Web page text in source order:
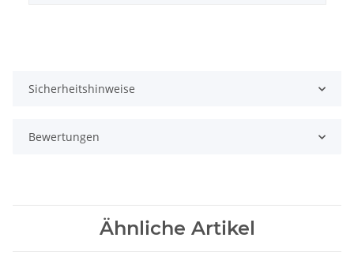
Sicherheitshinweise
Bewertungen
Ähnliche Artikel